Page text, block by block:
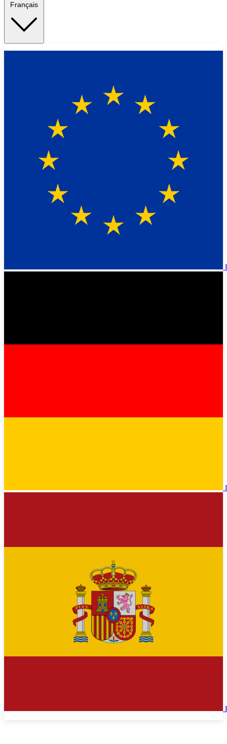
Français